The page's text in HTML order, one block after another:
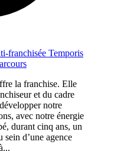
franchisée Temporis
la franchise. Elle
et du cadre
notre
avec notre énergie
durant cinq ans, un
sein d’une agence